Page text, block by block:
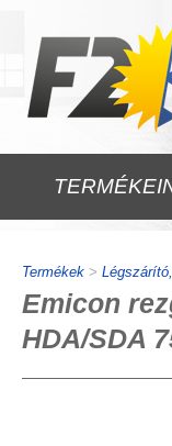
Termékek >
Emicon
HDA/SDA